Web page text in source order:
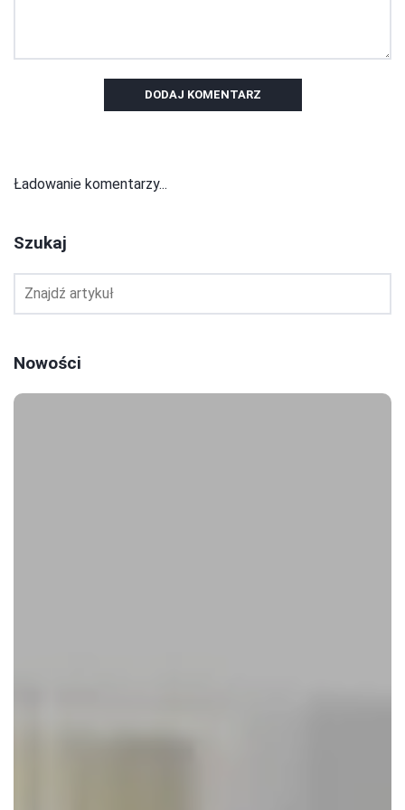
DODAJ KOMENTARZ
Ładowanie komentarzy...
Szukaj
Nowości